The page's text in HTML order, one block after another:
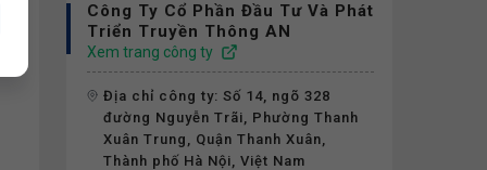
Công Ty Cổ Phần Đầu Tư Và Phát
Triển Truyền Thông AN
Xem trang công ty
Địa chỉ công ty: Số 14, ngõ 328
đường Nguyễn Trãi, Phường Thanh
Xuân Trung, Quận Thanh Xuân,
Thành phố Hà Nội, Việt Nam